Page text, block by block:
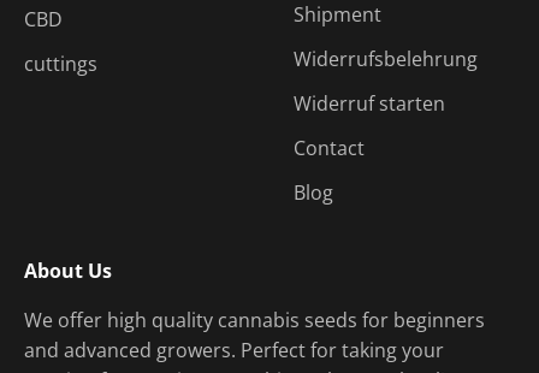
CBD
cuttings
About Us
We offer high quality cannabis seeds for beginners
and advanced growers. Perfect for taking your
Shipment
Widerrufsbelehrung
Widerruf starten
Contact
Blog